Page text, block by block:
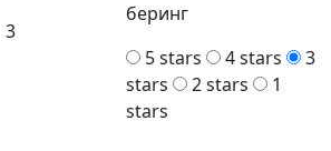
3
беринг
5 stars
4 stars
3
stars
2 stars
1
stars